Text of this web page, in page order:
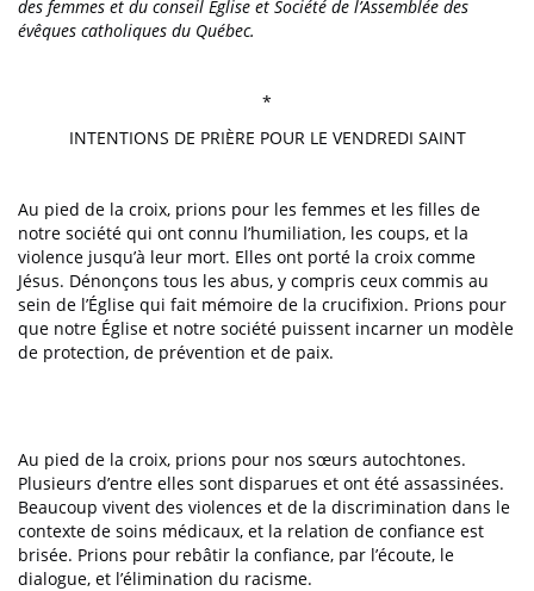
des femmes et du conseil Église et Société de l’Assemblée des
évêques catholiques du Québec.
*
INTENTIONS DE PRIÈRE POUR LE VENDREDI SAINT
Au pied de la croix, prions pour les femmes et les filles de
notre société qui ont connu l’humiliation, les coups, et la
violence jusqu’à leur mort. Elles ont porté la croix comme
Jésus. Dénonçons tous les abus, y compris ceux commis au
sein de l’Église qui fait mémoire de la crucifixion. Prions pour
que notre Église et notre société puissent incarner un modèle
de protection, de prévention et de paix.
Au pied de la croix, prions pour nos sœurs autochtones.
Plusieurs d’entre elles sont disparues et ont été assassinées.
Beaucoup vivent des violences et de la discrimination dans le
contexte de soins médicaux, et la relation de confiance est
brisée. Prions pour rebâtir la confiance, par l’écoute, le
dialogue, et l’élimination du racisme.